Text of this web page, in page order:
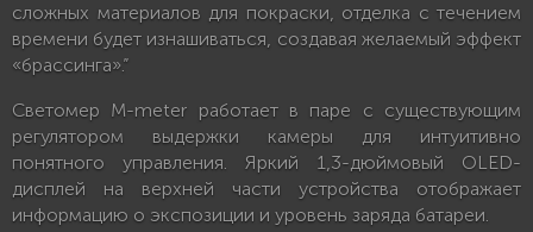
сложных материалов для покраски, отделка с течением
времени будет изнашиваться, создавая желаемый эффект
«брассинга».”
Светомер M-meter работает в паре с существующим
регулятором выдержки камеры для интуитивно
понятного управления. Яркий 1,3-дюймовый OLED-
дисплей на верхней части устройства отображает
информацию о экспозиции и уровень заряда батареи.